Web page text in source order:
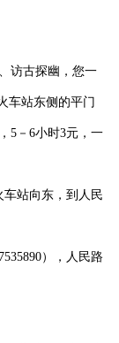
访古探幽，您一
车站东侧的平门
5－ 6小时3元，一
站向东，到人民
），人民路